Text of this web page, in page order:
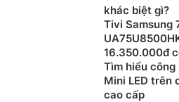
khác biệt gì?
Tivi Samsung
16.350.000đ
Tìm hiểu công
Mini LED trên
cao cấp